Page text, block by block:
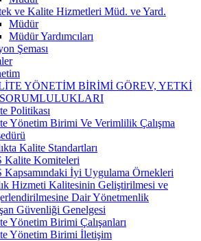
ve Kalite Hizmetleri Müd. ve Yard.
Müdür
Müdür Yardımcıları
Şeması
YÖNETİM BİRİMİ GÖREV, YETKİ
Politikası
Yönetim Birimi Ve Verimlilik Çalışma
Kalite Standartları
Kalite Komiteleri
Kapsamındaki İyi Uygulama Örnekleri
Hizmeti Kalitesinin Geliştirilmesi ve
Dair Yönetmenlik
Güvenliği Genelgesi
Yönetim Birimi Çalışanları
Yönetim Birimi İletişim